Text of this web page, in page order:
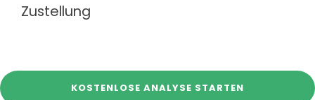
Zustellung
KOSTENLOSE ANALYSE STARTEN